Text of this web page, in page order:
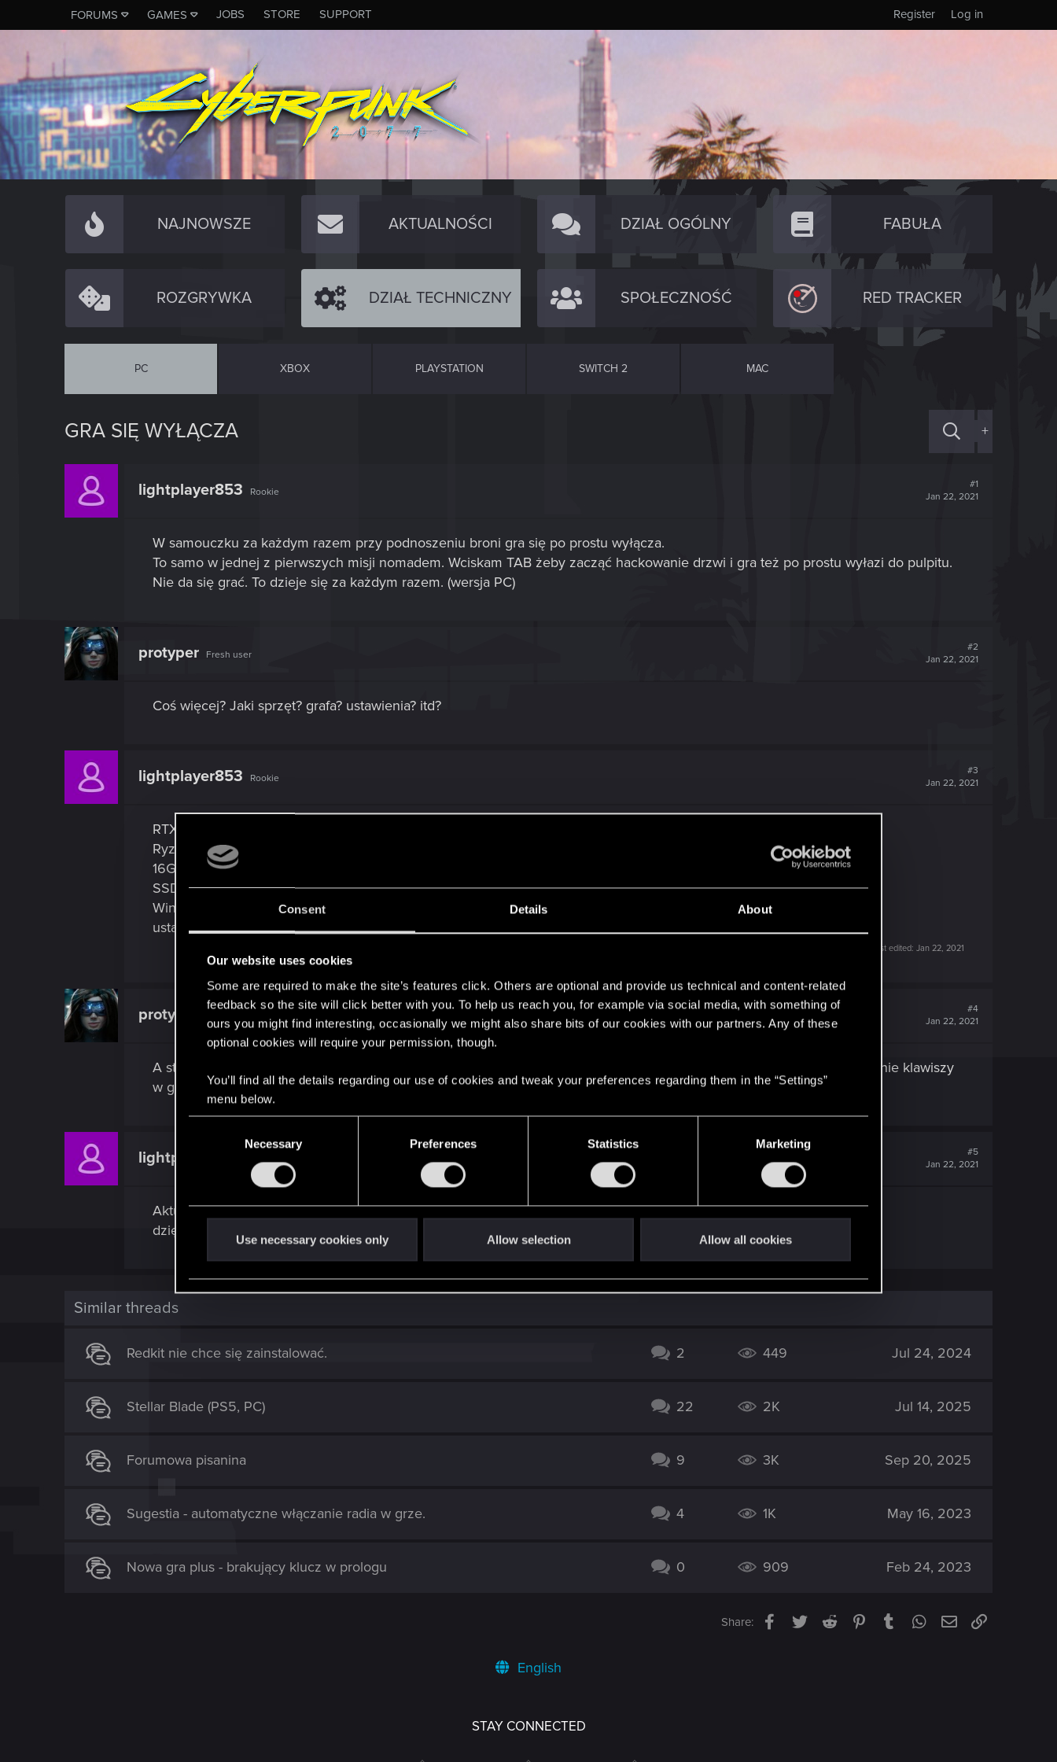
Consent Details About
Our website uses cookies
Some are required to make the site’s features click. Others are optional and provide us technical and content-related
feedback so the site will click better with you. To help us reach you, for example via social media, with something of
ours you might find interesting, occasionally we might also share bits of our cookies with our partners. Any of these
optional cookies will require your permission, though.
You’ll find all the details regarding our use of cookies and tweak your preferences regarding them in the “Settings”
menu below.
e
l
n
Necessary Preferences Statistics Marketing
Use necessary cookies only Allow selection Allow all cookies
FORUMS GAMES JOBS STORE SUPPORT Log in
Register
NAJNOWSZE AKTUALNOŚCI DZIAŁ OGÓLNY FABUŁA
ROZGRYWKA DZIAŁ TECHNICZNY SPOŁECZNOŚĆ RED TRACKER
PC XBOX PLAYSTATION SWITCH 2 MAC
GRA SIĘ WYŁĄCZA +
lightplayer853 Rookie
#1
Jan 22, 2021
W samouczku za każdym razem przy podnoszeniu broni gra się po prostu wyłącza.
To samo w jednej z pierwszych misji nomadem. Wciskam TAB żeby zacząć hackowanie drzwi i gra też po prostu wyłazi do pulpitu.
Nie da się grać. To dzieje się za każdym razem. (wersja PC)
protyper Fresh user
#2
Jan 22, 2021
Coś więcej? Jaki sprzęt? grafa? ustawienia? itd?
lightplayer853 Rookie
#3
Jan 22, 2021
RTX 2060
Ryzen 7 1700
16GB RAM
SSD
Windows 10
ustawienia na wysokie
Last edited: Jan 22, 2021
protyper
#4
Jan 22, 2021
A sterowniki ? ustawienia w Panelu NVIDIA? Sprobuj pobawić się pod kątem wydajności, popatrz może też na przypisanie klawiszy
w grze? trochę zgadywanka...
lightplayer853 Rookie
#5
Jan 22, 2021
Aktualizacja sterowników pomogła.
dzięki
Similar threads
Redkit nie chce się zainstalować. 2 449 Jul 24, 2024
Stellar Blade (PS5, PC) 22 2K Jul 14, 2025
Forumowa pisanina 9 3K Sep 20, 2025
Sugestia - automatyczne włączanie radia w grze. 4 1K May 16, 2023
Nowa gra plus - brakujący klucz w prologu 0 909 Feb 24, 2023
Share: Facebook
TwitterReddit PinterestTumblrWhatsApp
EmailLink
English
STAY CONNECTED